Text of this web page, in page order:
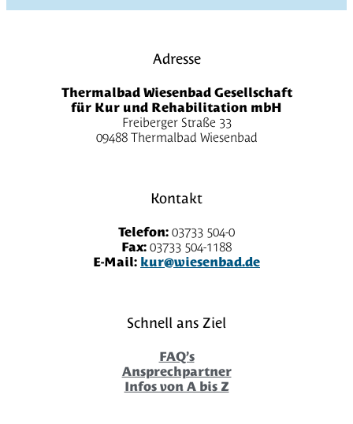
Adresse
Thermalbad Wiesenbad Gesellschaft
für Kur und Rehabilitation mbH
Freiberger Straße 33
09488 Thermalbad Wiesenbad
Kontakt
Telefon: 03733 504-0
Fax: 03733 504-1188
E-Mail: kur@wiesenbad.de
Schnell ans Ziel
FAQ’s
Ansprechpartner
Infos von A bis Z